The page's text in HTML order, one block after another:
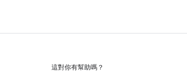
這對你有幫助嗎？